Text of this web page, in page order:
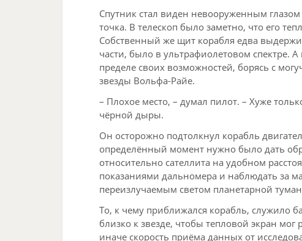
Спутник стал виден невооруженным
точка. В телескоп было заметно, что его
Собственный же щит корабля едва
части, было в ультрафиолетовом спектре.
пределе своих возможностей, борясь с
звезды Вольфа-Райе.
– Плохое место, – думал пилот. – Хуже
чёрной дыры.
Он осторожно подтолкнул корабль
определённый момент нужно было дать
относительно сателлита на удобном
показаниями дальномера и наблюдать за
переизлучаемым светом планетарной
То, к чему приближался корабль, служило
близко к звезде, чтобы тепловой экран мог
иначе скорость приёма данных от